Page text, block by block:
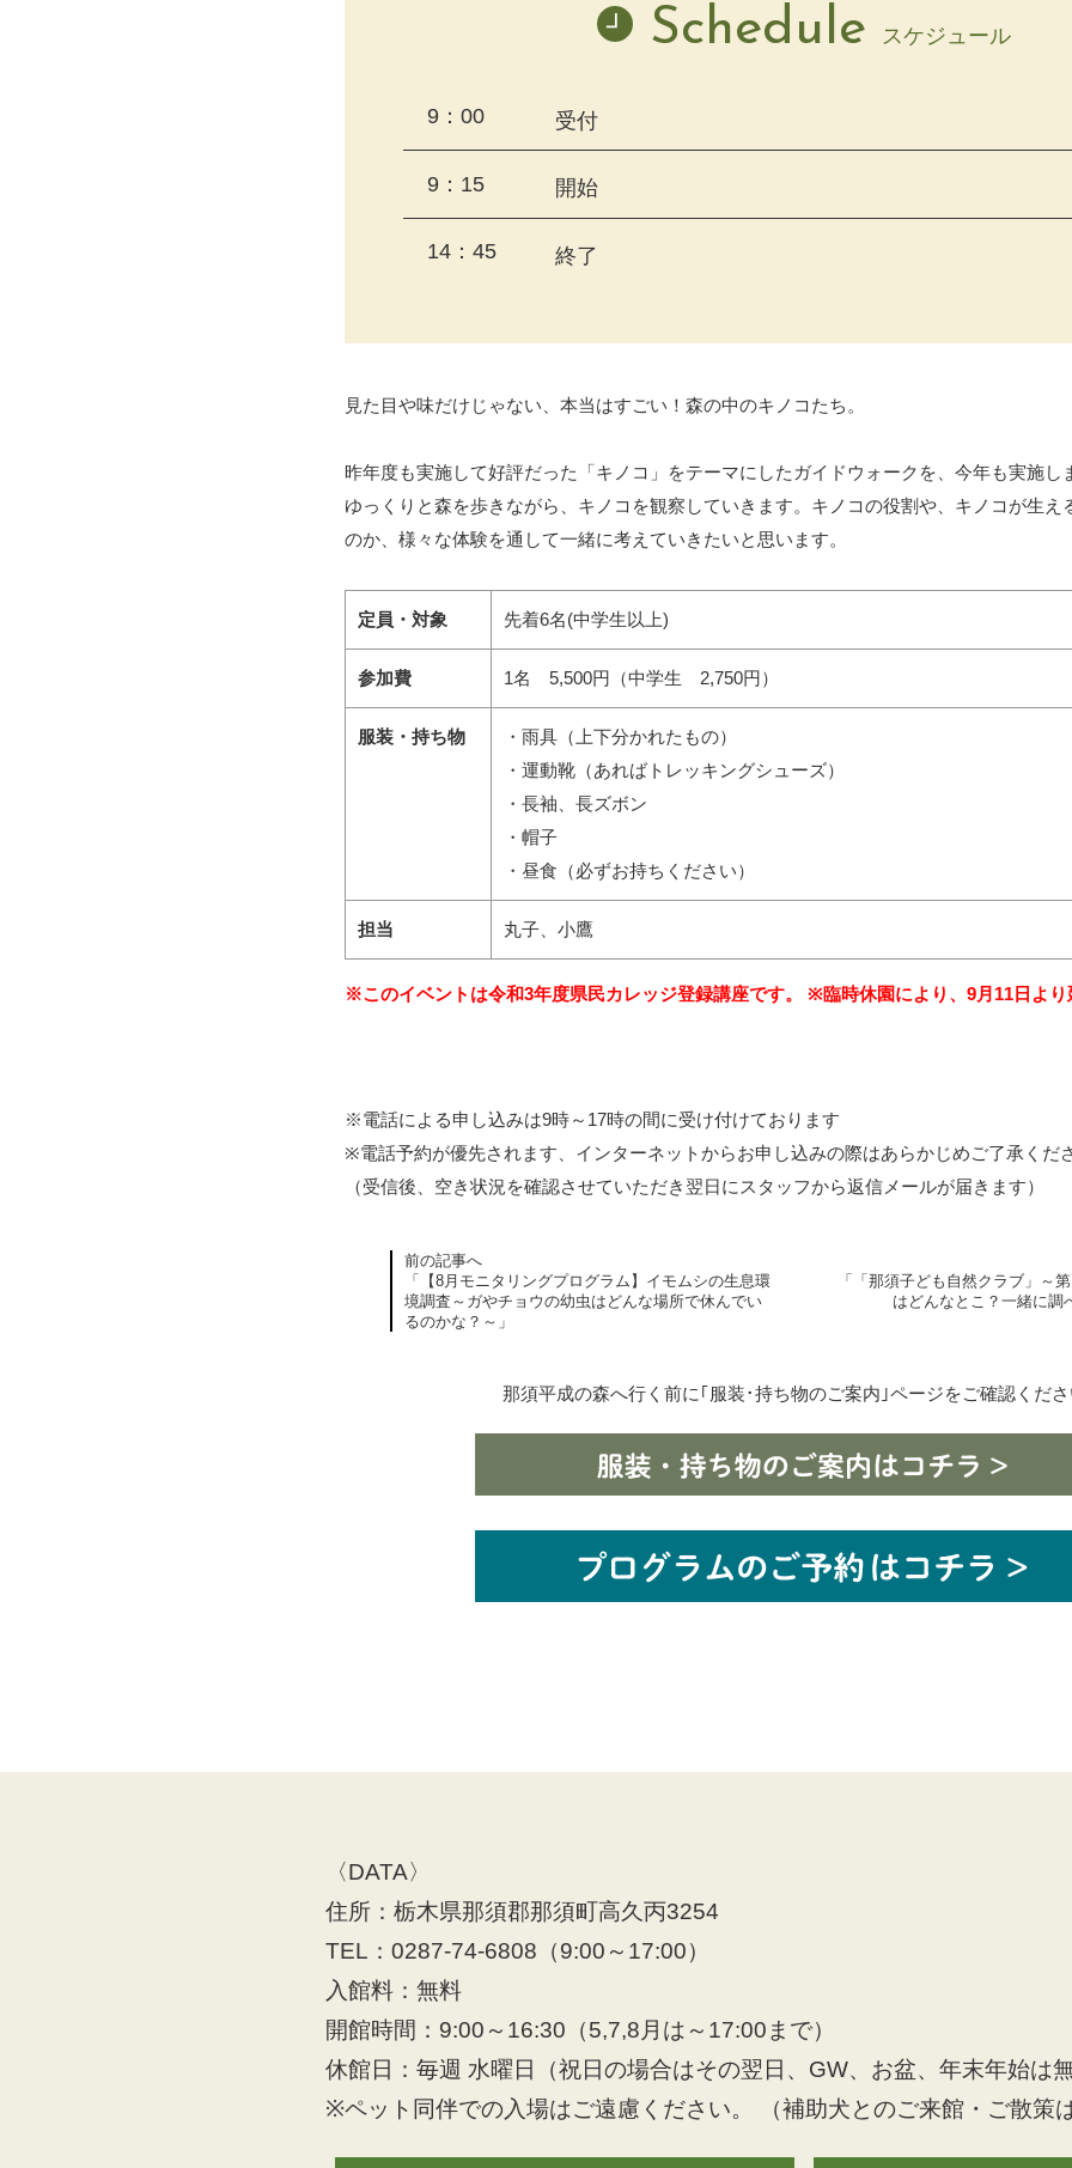
Schedule スケジュール
9：00 受付
9：15 開始
14：45 終了
見た目や味だけじゃない、本当はすごい！森の中のキノコたち。
昨年度も実施して好評だった「キノコ」をテーマにしたガイドウォークを、今年も実施し
ゆっくりと森を歩きながら、キノコを観察していきます。キノコの役割や、キノコが生え
のか、様々な体験を通して一緒に考えていきたいと思います。
定員・対象 先着6名(中学生以上)
参加費 1名 5,500円（中学生 2,750円）
服装・持ち物
・雨具（上下分かれたもの）
・運動靴（あればトレッキングシューズ）
・長袖、長ズボン
・帽子
・昼食（必ずお持ちください）
担当 丸子、小鷹
※このイベントは令和3年度県民カレッジ登録講座です。 ※臨時休園により、9月11日より
※電話による申し込みは9時～17時の間に受け付けております
※電話予約が優先されます、インターネットからお申し込みの際はあらかじめご了承くだ
（受信後、空き状況を確認させていただき翌日にスタッフから返信メールが届きます）
前の記事へ
「【8月モニタリングプログラム】イモムシの生息環
境調査～ガやチョウの幼虫はどんな場所で休んでい
るのかな？～」
「「那須子ども自然クラブ」～
はどんなとこ？一緒に調
那須平成の森へ行く前に｢服装･持ち物のご案内｣ページをご確認くださ
〈DATA〉
住所：栃木県那須郡那須町高久丙3254
TEL：0287-74-6808（9:00～17:00）
入館料：無料
開館時間：9:00～16:30（5,7,8月は～17:00まで）
休館日：毎週 水曜日（祝日の場合はその翌日、GW、お盆、年末年始は無
※ペット同伴での入場はご遠慮ください。 （補助犬とのご来館・ご散策